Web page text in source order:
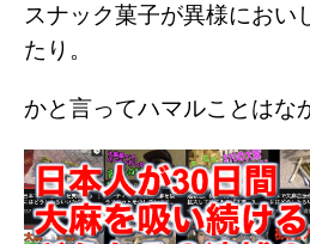
スナック菓子が異様におい
たり。
かと言ってハマルことはな